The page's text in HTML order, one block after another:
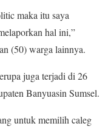
maka itu saya
hal ini,”
(50) warga lainnya.
juga terjadi di 26
Banyuasin Sumsel.
untuk memilih caleg